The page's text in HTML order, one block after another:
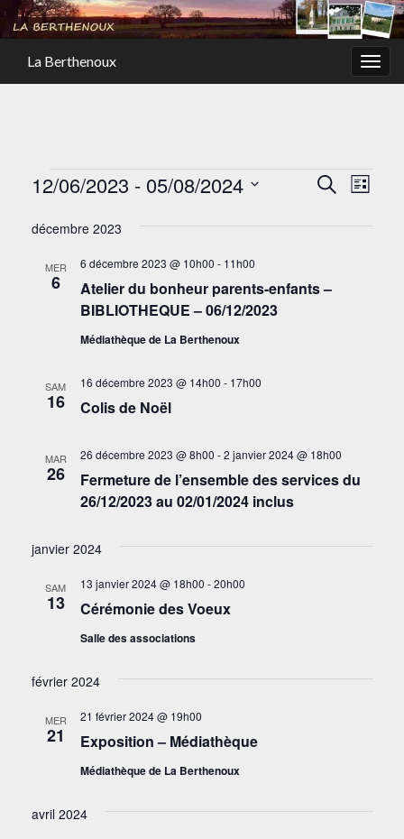
La Berthenoux
Évènements
vues
Recherche
vues
Liste
12/06/2023 - 05/08/2024
une
décembre 2023
MER
6
Atelier du bonheur parents-enfants –
BIBLIOTHEQUE – 06/12/2023
6 décembre 2023 @ 10h00 - 11h00
Médiathèque de La Berthenoux
SAM
16 Colis de Noël
16 décembre 2023 @ 14h00 - 17h00
MAR
26
Fermeture de l’ensemble des services du
26/12/2023 au 02/01/2024 inclus
26 décembre 2023 @ 8h00 -2 janvier 2024 @ 18h00
janvier 2024
SAM
13 Cérémonie des Voeux
13 janvier 2024 @ 18h00 -20h00
Salle des associations
février 2024
MER
21 Exposition – Médiathèque
21 février 2024 @ 19h00
Médiathèque de La Berthenoux
avril 2024